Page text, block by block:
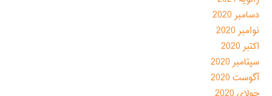
دسامبر 2020
نوامبر 2020
اکتبر 2020
سپتامبر 2020
آگوست 2020